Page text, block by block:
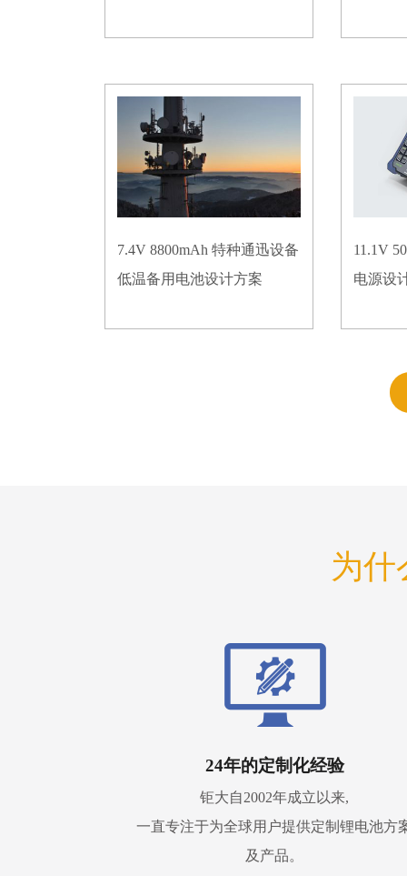
7.4V 8800mAh 特种通迅设备
低温备用电池设计方案
11.1V
电源设
为什
24年的定制化经验
钜大自2002年成立以来,
一直专注于为全球用户提供定制锂电池方
及产品。